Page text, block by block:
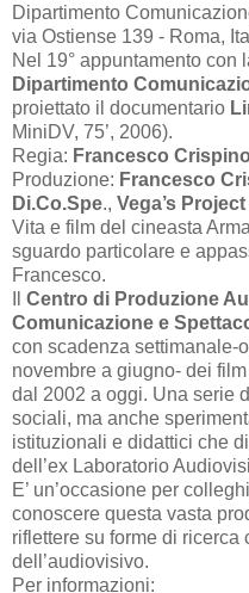
Dipartimento
via Ostiense 139 - Roma,
Nel 19° appuntamento con
Dipartimento
proiettato il documentario
MiniDV, 75’, 2006).
Regia: Francesco Crispino
Produzione: Francesco
Di.Co.Spe., Vega’s Project
Vita e film del cineasta
sguardo particolare e
Francesco.
Centro di Produzione
Comunicazione e
con scadenza settimanale-
novembre a giugno- dei
dal 2002 a oggi. Una serie
sociali, ma anche
istituzionali e didattici che
dell’ex Laboratorio
E’ un’occasione per
conoscere questa vasta
riflettere su forme di
dell’audiovisivo.
Per informazioni: